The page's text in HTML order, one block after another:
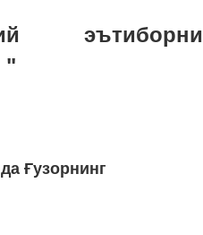
эътиборни
"
Ғузорнинг